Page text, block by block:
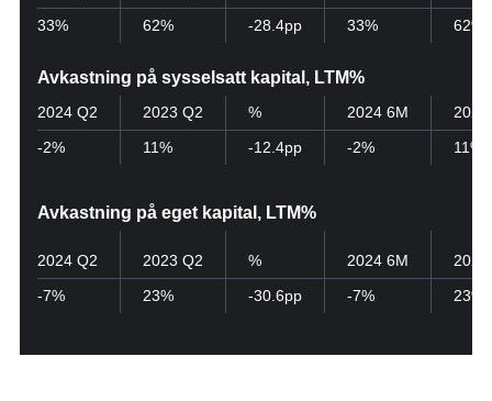
33%
62%
-28.4pp
33%
62%
Avkastning på sysselsatt kapital, LTM%
2024 Q2
-2%
2023 Q2
11%
%
-12.4pp
2024 6M
-2%
11%
Avkastning på eget kapital, LTM%
2024 Q2
-7%
2023 Q2
23%
%
-30.6pp
2024 6M
-7%
23%